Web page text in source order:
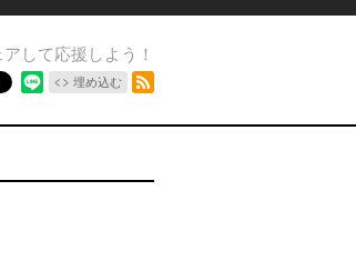
アして応援しよう！
埋め込む